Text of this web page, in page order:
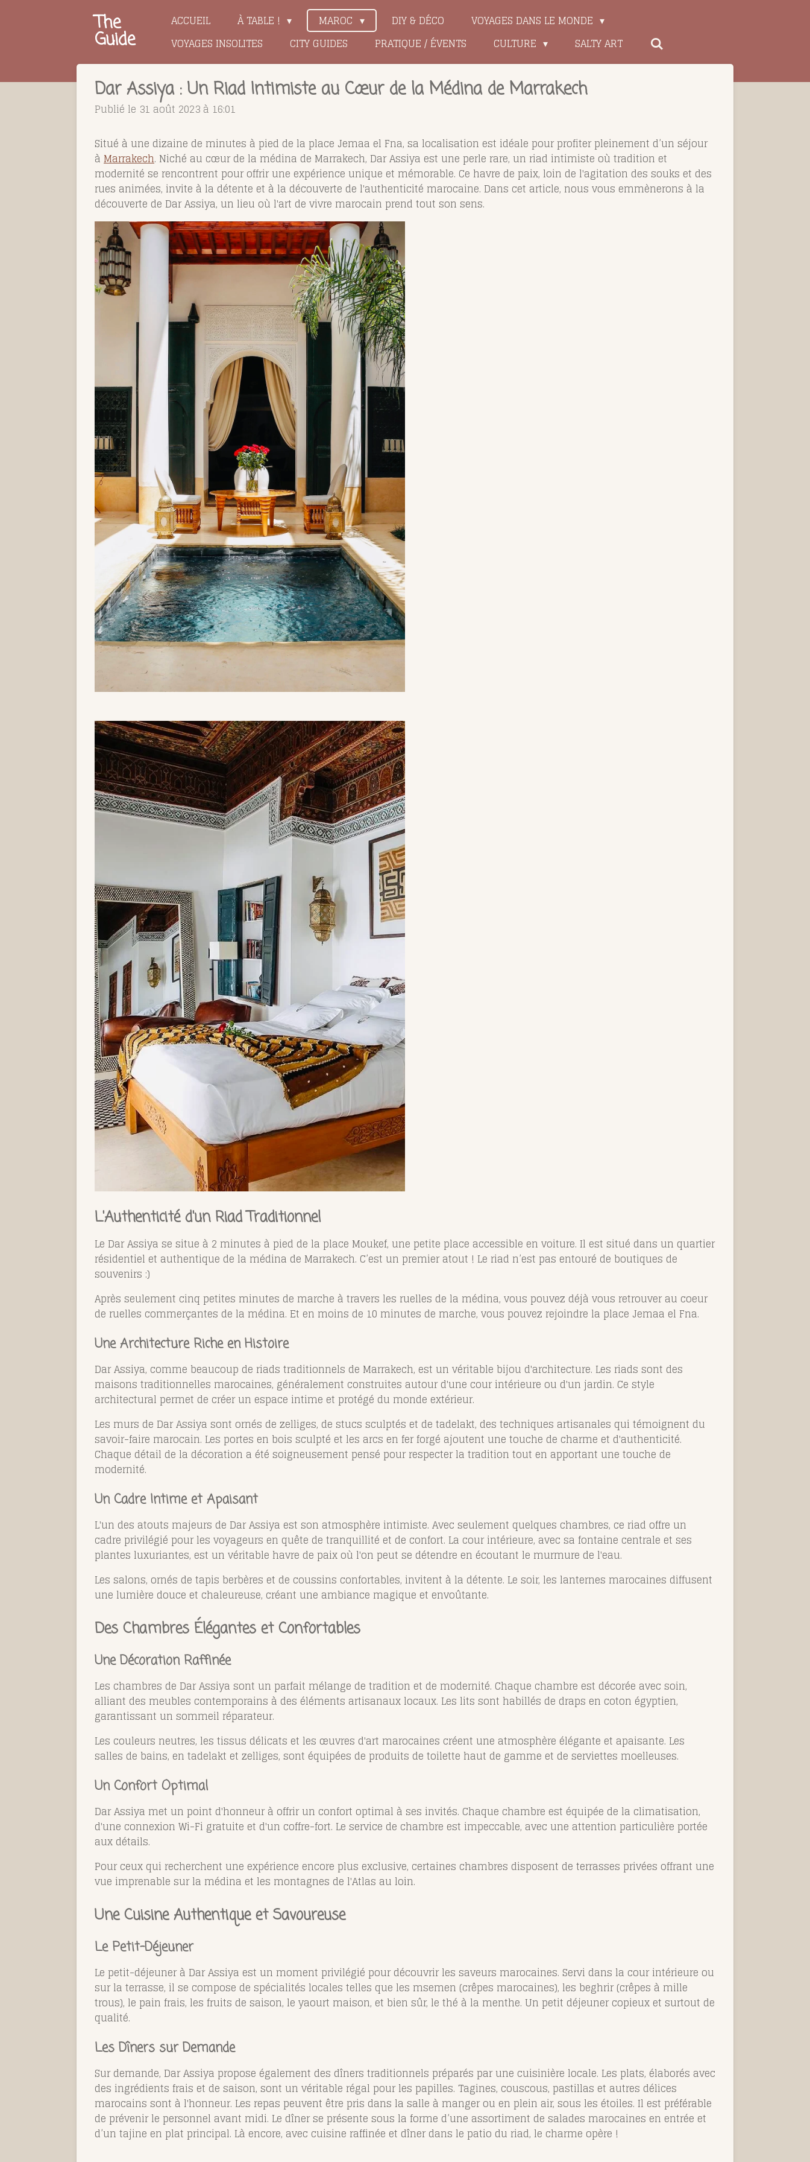
The
Guide
ACCUEIL À TABLE ! MAROC DIY & DÉCO
VOYAGES DANS LE MONDE
VOYAGES INSOLITES
CITY GUIDES PRATIQUE / ÉVENTS CULTURE SALTY ART
Dar Assiya : Un Riad Intimiste au Cœur de la Médina de Marrakech
Publié le 31 août 2023 à 16:01
Situé à une dizaine de minutes à pied de la place Jemaa el Fna, sa localisation est idéale pour profiter pleinement d’un séjour
à Marrakech. Niché au cœur de la médina de Marrakech, Dar Assiya est une perle rare, un riad intimiste où tradition et
modernité se rencontrent pour offrir une expérience unique et mémorable. Ce havre de paix, loin de l'agitation des souks et des
rues animées, invite à la détente et à la découverte de l'authenticité marocaine. Dans cet article, nous vous emmènerons à la
découverte de Dar Assiya, un lieu où l'art de vivre marocain prend tout son sens.
L'Authenticité d'un Riad Traditionnel
Le Dar Assiya se situe à 2 minutes à pied de la place Moukef, une petite place accessible en voiture. Il est situé dans un quartier
résidentiel et authentique de la médina de Marrakech. C’est un premier atout ! Le riad n’est pas entouré de boutiques de
souvenirs :)
Après seulement cinq petites minutes de marche à travers les ruelles de la médina, vous pouvez déjà vous retrouver au coeur
de ruelles commerçantes de la médina. Et en moins de 10 minutes de marche, vous pouvez rejoindre la place Jemaa el Fna.
Une Architecture Riche en Histoire
Dar Assiya, comme beaucoup de riads traditionnels de Marrakech, est un véritable bijou d'architecture. Les riads sont des
maisons traditionnelles marocaines, généralement construites autour d'une cour intérieure ou d'un jardin. Ce style
architectural permet de créer un espace intime et protégé du monde extérieur.
Les murs de Dar Assiya sont ornés de zelliges, de stucs sculptés et de tadelakt, des techniques artisanales qui témoignent du
savoir-faire marocain. Les portes en bois sculpté et les arcs en fer forgé ajoutent une touche de charme et d'authenticité.
Chaque détail de la décoration a été soigneusement pensé pour respecter la tradition tout en apportant une touche de
modernité.
Un Cadre Intime et Apaisant
L'un des atouts majeurs de Dar Assiya est son atmosphère intimiste. Avec seulement quelques chambres, ce riad offre un
cadre privilégié pour les voyageurs en quête de tranquillité et de confort. La cour intérieure, avec sa fontaine centrale et ses
plantes luxuriantes, est un véritable havre de paix où l'on peut se détendre en écoutant le murmure de l'eau.
Les salons, ornés de tapis berbères et de coussins confortables, invitent à la détente. Le soir, les lanternes marocaines diffusent
une lumière douce et chaleureuse, créant une ambiance magique et envoûtante.
Des Chambres Élégantes et Confortables
Une Décoration Raffinée
Les chambres de Dar Assiya sont un parfait mélange de tradition et de modernité. Chaque chambre est décorée avec soin,
alliant des meubles contemporains à des éléments artisanaux locaux. Les lits sont habillés de draps en coton égyptien,
garantissant un sommeil réparateur.
Les couleurs neutres, les tissus délicats et les œuvres d'art marocaines créent une atmosphère élégante et apaisante. Les
salles de bains, en tadelakt et zelliges, sont équipées de produits de toilette haut de gamme et de serviettes moelleuses.
Un Confort Optimal
Dar Assiya met un point d'honneur à offrir un confort optimal à ses invités. Chaque chambre est équipée de la climatisation,
d'une connexion Wi-Fi gratuite et d'un coffre-fort. Le service de chambre est impeccable, avec une attention particulière portée
aux détails.
Pour ceux qui recherchent une expérience encore plus exclusive, certaines chambres disposent de terrasses privées offrant une
vue imprenable sur la médina et les montagnes de l'Atlas au loin.
Une Cuisine Authentique et Savoureuse
Le Petit-Déjeuner
Le petit-déjeuner à Dar Assiya est un moment privilégié pour découvrir les saveurs marocaines. Servi dans la cour intérieure ou
sur la terrasse, il se compose de spécialités locales telles que les msemen (crêpes marocaines), les beghrir (crêpes à mille
trous), le pain frais, les fruits de saison, le yaourt maison, et bien sûr, le thé à la menthe. Un petit déjeuner copieux et surtout de
qualité.
Les Dîners sur Demande
Sur demande, Dar Assiya propose également des dîners traditionnels préparés par une cuisinière locale. Les plats, élaborés avec
des ingrédients frais et de saison, sont un véritable régal pour les papilles. Tagines, couscous, pastillas et autres délices
marocains sont à l'honneur. Les repas peuvent être pris dans la salle à manger ou en plein air, sous les étoiles. Il est préférable
de prévenir le personnel avant midi. Le dîner se présente sous la forme d’une assortiment de salades marocaines en entrée et
d’un tajine en plat principal. Là encore, avec cuisine raffinée et dîner dans le patio du riad, le charme opère !